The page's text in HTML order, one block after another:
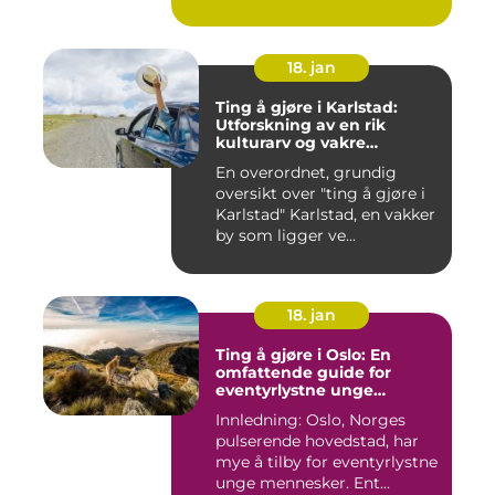
18. jan
Ting å gjøre i Karlstad:
Utforskning av en rik
kulturarv og vakre
En overordnet, grundig
oversikt over "ting å gjøre i
Karlstad" Karlstad, en vakker
by som ligger ve...
18. jan
Ting å gjøre i Oslo: En
omfattende guide for
eventyrlystne unge
Innledning: Oslo, Norges
pulserende hovedstad, har
mye å tilby for eventyrlystne
unge mennesker. Ent...